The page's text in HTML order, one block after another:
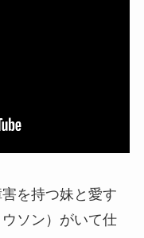
を持つ妹と愛す
ソン）がいて仕